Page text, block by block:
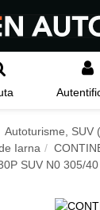
Autoturisme, SUV
Iarna
SUV N0 305/40